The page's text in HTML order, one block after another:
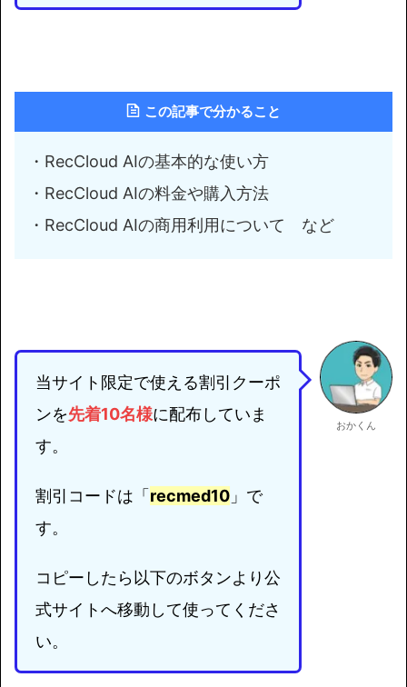
この記事で分かること
・RecCloud AIの基本的な使い方
・RecCloud AIの料金や購入方法
・RecCloud AIの商用利用について など
当サイト限定で使える割引クーポ
ンを先着10名様に配布していま
す。
割引コードは「recmed10 」で
す。
コピーしたら以下のボタンより公
式サイトへ移動して使ってくださ
い。
おかくん